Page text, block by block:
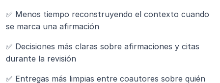
✅ Menos tiempo reconstruyendo el contexto cuando
se marca una afirmación
✅ Decisiones más claras sobre afirmaciones y citas
durante la revisión
✅ Entregas más limpias entre coautores sobre quién